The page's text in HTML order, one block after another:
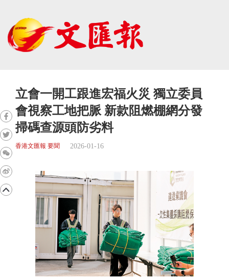
立會一開工跟進宏福火災 獨立委員
會視察工地把脈 新款阻燃棚網分發
掃碼查源頭防劣料
香港文匯報 要聞 2026-01-16